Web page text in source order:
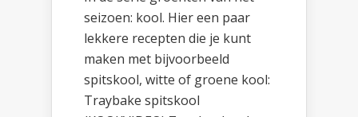
seizoen: kool. Hier een paar
lekkere recepten die je kunt
maken met bijvoorbeeld
spitskool, witte of groene kool:
Traybake spitskool